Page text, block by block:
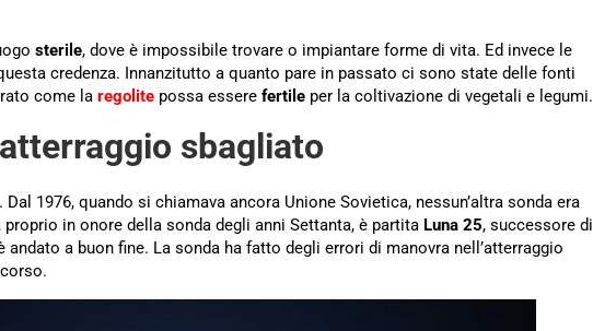
sterile, dove è impossibile trovare o impiantare forme di vita. Ed invece le
credenza. Innanzitutto a quanto pare in passato ci sono state delle fonti
come la regolite possa essere fertile per la coltivazione di vegetali e legumi.
sbagliato
. Dal 1976, quando si chiamava ancora Unione Sovietica, nessun’altra sonda era
in onore della sonda degli anni Settanta, è partita Luna 25, successore di
andato a buon fine. La sonda ha fatto degli errori di manovra nell’atterraggio